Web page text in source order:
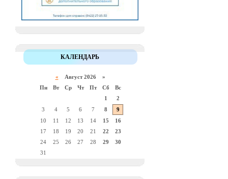
КАЛЕНДАРЬ
« Август 2026 »
Пн
Вт Ср Чт Пт Сб
Вс
1
2
3
4 5 6 7 8
9
10
11 12 13 14 15
16
17
18 19 20 21 22
23
24
25 26 27 28 29
30
31